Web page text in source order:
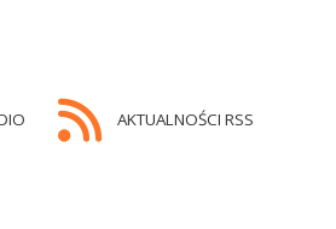
AKTUALNOŚCI RSS